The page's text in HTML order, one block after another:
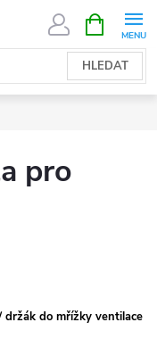
HLEDAT
NÁKUPNÍ
KOŠÍK
pro
držák do mřížky ventilace